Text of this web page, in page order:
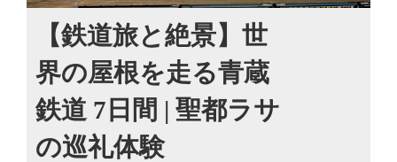
【鉄道旅と絶景】世
界の屋根を走る青蔵
鉄道 7日間 | 聖都ラサ
の巡礼体験